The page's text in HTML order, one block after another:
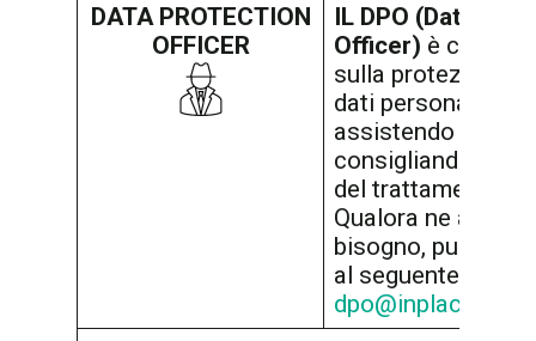
DATA PROTECTION
OFFICER
IL DPO (Data
Officer) è colui
sulla protezione
dati personali,
assistendo e
consigliando il
del trattamento.
Qualora ne avesse
bisogno, può
al seguente
dpo@inplace.it